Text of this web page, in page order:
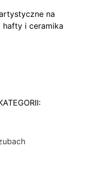
na
hafty i ceramika